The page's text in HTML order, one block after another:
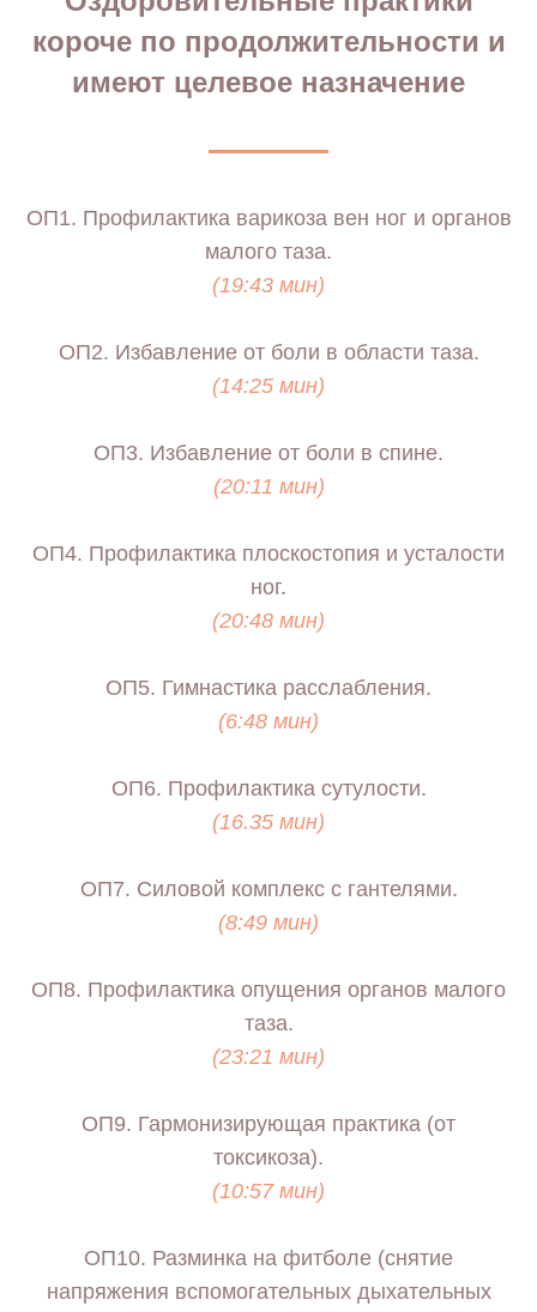
короче по продолжительности и
имеют целевое назначение
ОП1. Профилактика варикоза вен ног и органов
малого таза.
(19:43 мин)
ОП2. Избавление от боли в области таза.
(14:25 мин)
ОП3. Избавление от боли в спине.
(20:11 мин)
ОП4. Профилактика плоскостопия и усталости
ног.
(20:48 мин)
ОП5. Гимнастика расслабления.
(6:48 мин)
ОП6. Профилактика сутулости.
(16.35 мин)
ОП7. Силовой комплекс с гантелями.
(8:49 мин)
ОП8. Профилактика опущения органов малого
таза.
(23:21 мин)
ОП9. Гармонизирующая практика (от
токсикоза).
(10:57 мин)
ОП10. Разминка на фитболе (снятие
напряжения вспомогательных дыхательных